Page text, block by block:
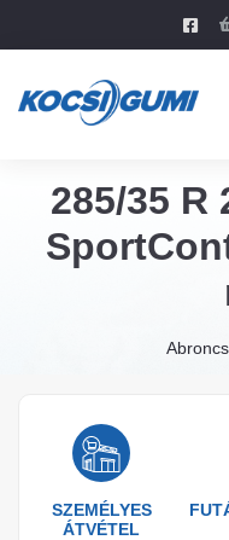
285/35 R
SZEMÉLYES
ÁTVÉTEL